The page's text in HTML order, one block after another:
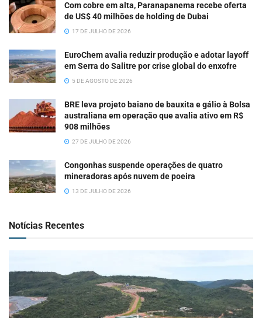
Com cobre em alta, Paranapanema recebe oferta
de US$ 40 milhões de holding de Dubai
17 DE JULHO DE 2026
EuroChem avalia reduzir produção e adotar layoff
em Serra do Salitre por crise global do enxofre
5 DE AGOSTO DE 2026
BRE leva projeto baiano de bauxita e gálio à Bolsa
australiana em operação que avalia ativo em R$
908 milhões
27 DE JULHO DE 2026
Congonhas suspende operações de quatro
mineradoras após nuvem de poeira
13 DE JULHO DE 2026
Notícias Recentes